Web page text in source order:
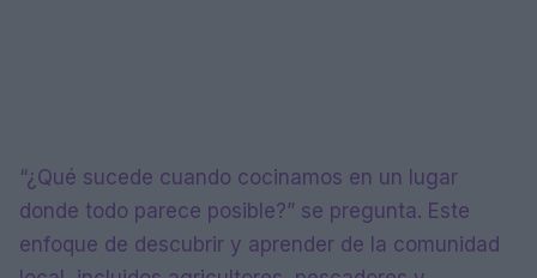
“¿Qué sucede cuando cocinamos en un lugar
donde todo parece posible?” se pregunta. Este
enfoque de descubrir y aprender de la comunidad